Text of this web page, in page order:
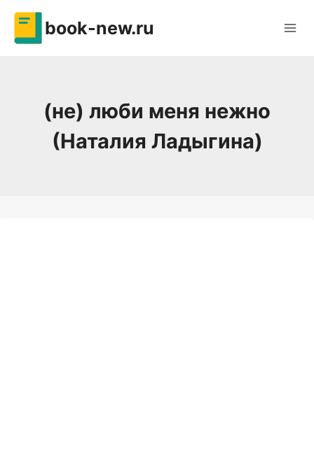
Перейти
содержимому
book-new.ru
(не) люби меня нежно
(Наталия Ладыгина)